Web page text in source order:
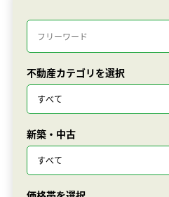
不動産カテゴリを選択
新築・中古